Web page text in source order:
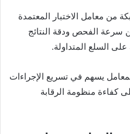
من معامل الاختبار المعتمدة
سرعة الفحص ودقة النتائج
السلع المتداولة.
يسهم في تسريع الإجراءات
كفاءة منظومة الرقابة